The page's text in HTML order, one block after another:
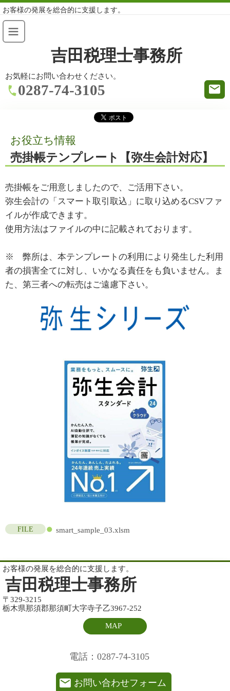
お客様の発展を総合的に支援します。
吉田税理士事務所
お気軽にお問い合わせください。
0287-74-3105
お役立ち情報
売掛帳テンプレート【弥生会計対応】
売掛帳をご用意しましたので、ご活用下さい。
弥生会計の「スマート取引取込」に取り込めるCSVファ
イルが作成できます。
使用方法はファイルの中に記載されております。
※ 弊所は、本テンプレートの利用により発生した利用
者の損害全てに対し、いかなる責任をも負いません。ま
た、第三者への転売はご遠慮下さい。
FILE smart_sample_03.xlsm
お客様の発展を総合的に支援します。
吉田税理士事務所
〒329-3215
栃木県那須郡那須町大字寺子乙3967-252
MAP
電話：0287-74-3105
お問い合わせフォーム